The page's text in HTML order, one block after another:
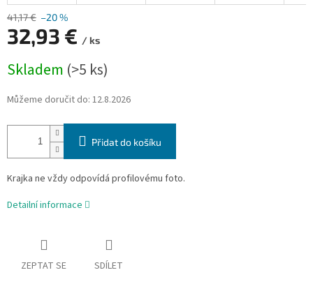
41,17 € –20 %
32,93 € / ks
cena:
Skladem (>5 ks)
Můžeme doručit do: 12.8.2026
Přidat do košíku
Krajka ne vždy odpovídá profilovému foto.
Detailní informace
ZEPTAT SE SDÍLET